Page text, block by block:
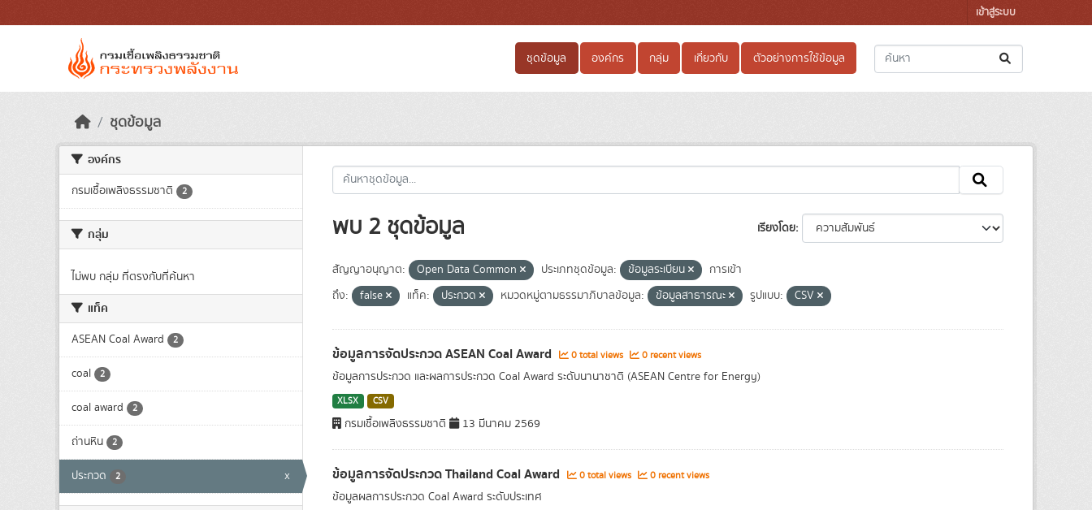
เข้าสู่ระบบ
ชุดข้อมูล องค์กร กลุ่ม เกี่ยวกับ ตัวอย่างการใช้ข้อมูล
ชุดข้อมูล
องค์กร
กรมเชื้อเพลิงธรรมชาติ 2
กลุ่ม
ไม่พบ กลุ่ม ที่ตรงกับที่ค้นหา
แท็ค
ASEAN Coal Award 2
coal 2
coal award 2
ถ่านหิน 2
ประกวด 2 x
เรียงโดย
พบ 2 ชุดข้อมูล
สัญญาอนุญาต: Open Data Common ประเภทชุดข้อมูล: ข้อมูลระเบียน
การเข้า
ถึง:
false แท็ค: ประกวด หมวดหมู่ตามธรรมาภิบาลข้อมูล: ข้อมูลสาธารณะ รูปแบบ: CSV
ข้อมูลการจัดประกวด ASEAN Coal Award 0 total views 0 recent views
ข้อมูลการประกวด และผลการประกวด Coal Award ระดับนานาชาติ (ASEAN Centre for Energy)
XLSX CSV
กรมเชื้อเพลิงธรรมชาติ 13 มีนาคม 2569
ข้อมูลการจัดประกวด Thailand Coal Award 0 total views 0 recent views
ข้อมูลผลการประกวด Coal Award ระดับประเทศ